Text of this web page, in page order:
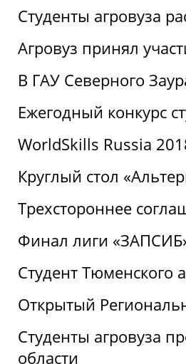
Студенты агровуза
Агровуз принял
В ГАУ Северного
Ежегодный конкурс
WorldSkills Russia
Круглый стол
Трехстороннее
Финал лиги
Студент Тюменского
Открытый
Студенты агровуза
области